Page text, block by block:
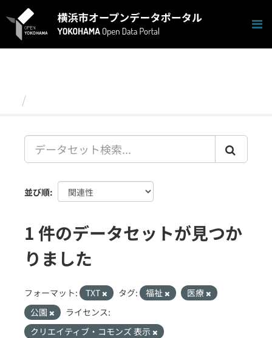
キ
並び順
1 件のデータセットが見つか
りました
フォーマット: TXT タグ: 福祉
医療
公園
ライセンス:
クリエイティブ・コモンズ 表示